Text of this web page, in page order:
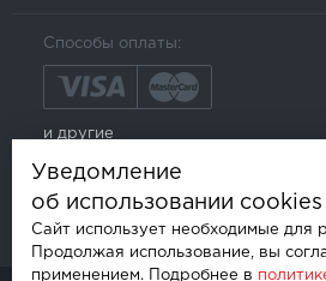
Способы оплаты:
и другие
Уведомление
об использовании cookies
Сайт использует необходимые для
Продолжая использование, вы
применением. Подробнее в